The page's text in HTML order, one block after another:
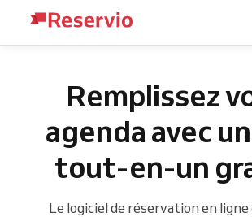
Remplissez
agenda avec
tout-en-un
Le logiciel de réservation en